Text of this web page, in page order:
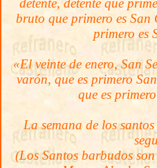
detente, detente que
bruto que primero es San
primero es
«El veinte de enero, San
varón, que es primero
que es
La semana de los
(Los Santos barbudos